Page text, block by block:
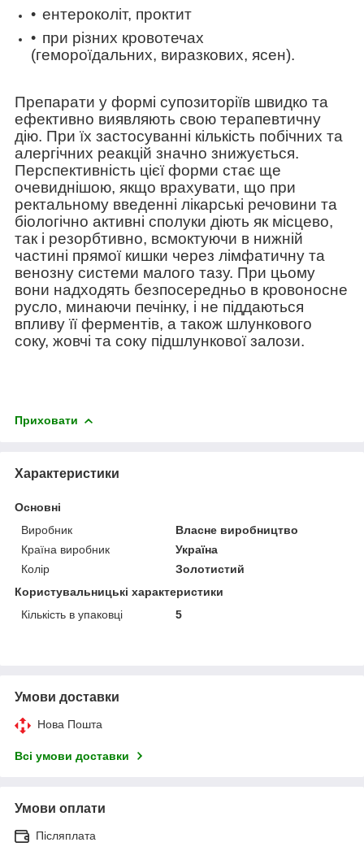
ентероколіт, проктит
при різних кровотечах
(гемороїдальних, виразкових, ясен).
Препарати у формі супозиторіїв швидко та
ефективно виявляють свою терапевтичну
дію. При їх застосуванні кількість побічних та
алергічних реакцій значно знижується.
Перспективність цієї форми стає ще
очевиднішою, якщо врахувати, що при
ректальному введенні лікарські речовини та
біологічно активні сполуки діють як місцево,
так і резорбтивно, всмоктуючи в нижній
частині прямої кишки через лімфатичну та
венозну системи малого тазу. При цьому
вони надходять безпосередньо в кровоносне
русло, минаючи печінку, і не піддаються
впливу її ферментів, а також шлункового
соку, жовчі та соку підшлункової залози.
Приховати
Характеристики
Основні
Виробник
Власне виробництво
Країна виробник
Україна
Колір
Золотистий
Користувальницькі характеристики
Кількість в упаковці
5
Умови доставки
Нова Пошта
Всі умови доставки
Умови оплати
Післяплата